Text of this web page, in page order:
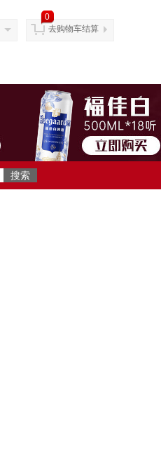
0
去购物车结算